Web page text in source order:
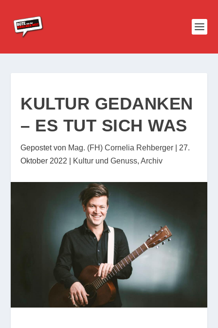
KULTUR GEDANKEN
– ES TUT SICH WAS
Gepostet von Mag. (FH) Cornelia Rehberger
27.
Oktober 2022
Kultur und Genuss,Archiv